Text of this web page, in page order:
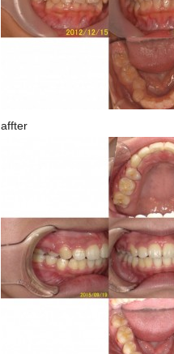
affter